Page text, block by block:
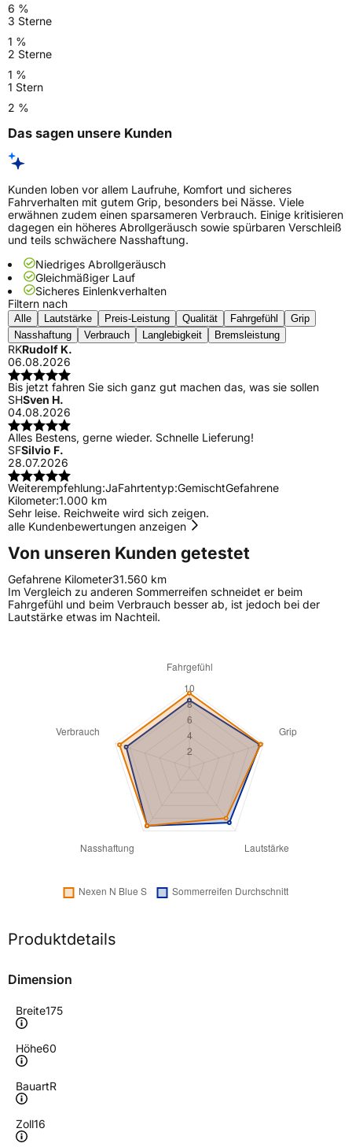
6 %
3 Sterne
1 %
2 Sterne
1 %
1 Stern
2 %
Das sagen unsere Kunden
Kunden loben vor allem Laufruhe, Komfort und sicheres
Fahrverhalten mit gutem Grip, besonders bei Nässe. Viele
erwähnen zudem einen sparsameren Verbrauch. Einige kritisieren
dagegen ein höheres Abrollgeräusch sowie spürbaren Verschleiß
und teils schwächere Nasshaftung.
Niedriges Abrollgeräusch
Gleichmäßiger Lauf
Sicheres Einlenkverhalten
Filtern nach
Alle Lautstärke Preis-Leistung Qualität Fahrgefühl
Grip
Nasshaftung
Verbrauch Langlebigkeit Bremsleistung
RKRudolf K.
06.08.2026
Bis jetzt fahren Sie sich ganz gut machen das, was sie sollen
SHSven H.
04.08.2026
Alles Bestens, gerne wieder. Schnelle Lieferung!
SFSilvio F.
28.07.2026
Weiterempfehlung:JaFahrtentyp:GemischtGefahrene
Kilometer:1.000 km
Sehr leise. Reichweite wird sich zeigen.
alle Kundenbewertungen anzeigen
Von unseren Kunden getestet
Gefahrene Kilometer31.560 km
Im Vergleich zu anderen Sommerreifen schneidet er beim
Fahrgefühl und beim Verbrauch besser ab, ist jedoch bei der
Lautstärke etwas im Nachteil.
Produktdetails
Dimension
Breite175
Höhe60
BauartR
Zoll16